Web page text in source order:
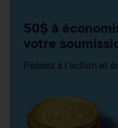
50$ à
votre
Passez à l'action et